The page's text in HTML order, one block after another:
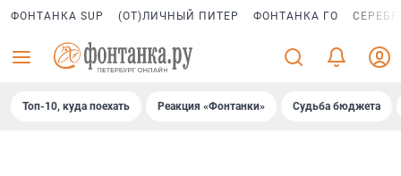
ФОНТАНКА SUP (ОТ)ЛИЧНЫЙ ПИТЕР ФОНТАНКА ГО
Топ-10, куда поехать Реакция «Фонтанки» Судьба бюджета